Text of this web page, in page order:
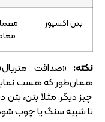
بتن اکسپوز
نکته: «صداقت
همان‌طور که هست
چیز دیگر. مثلا بتن،
تا شبیه سنگ یا چوب